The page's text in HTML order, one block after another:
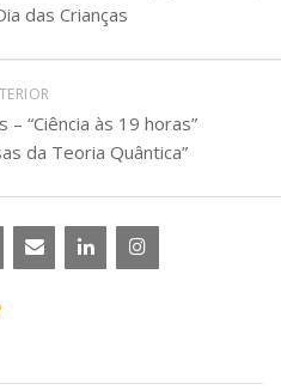
das Crianças
– “Ciência às 19 horas”
da Teoria Quântica”